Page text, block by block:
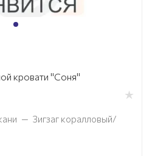
кровати "Соня"
— Зигзаг коралловый/